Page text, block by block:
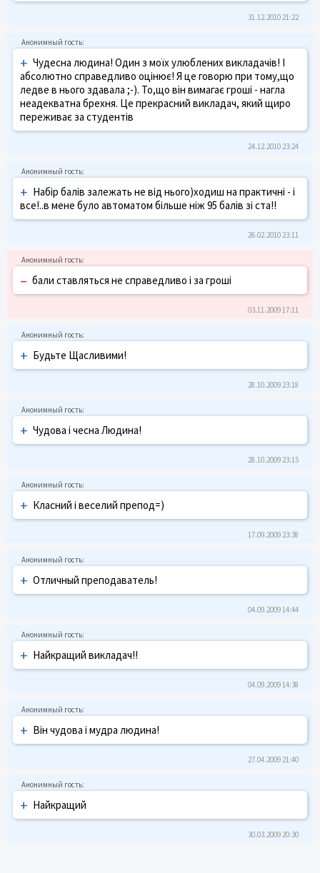
31.12.2010 21:22
+ Чудесна людина! Один з моїх улюблених викладачів! І
абсолютно справедливо оцінює! Я це говорю при тому,що
ледве в нього здавала ;-). То,що він вимагає гроші - нагла
неадекватна брехня. Це прекрасний викладач, який щиро
переживає за студентів
24.12.2010 23:24
+ Набір балів залежать не від нього)ходиш на практичні - і
все!..в мене було автоматом більше ніж 95 балів зі ста!!
26.02.2010 23:11
– бали ставляться не справедливо і за гроші
03.11.2009 17:11
+ Будьте Щасливими!
28.10.2009 23:18
+ Чудова і чесна Людина!
28.10.2009 23:15
+ Класний і веселий препод=)
17.09.2009 23:38
+ Отличный преподаватель!
04.09.2009 14:44
+ Найкращий викладач!!
04.09.2009 14:38
+ Він чудова і мудра людина!
27.04.2009 21:40
+ Найкращий
30.03.2009 20:30